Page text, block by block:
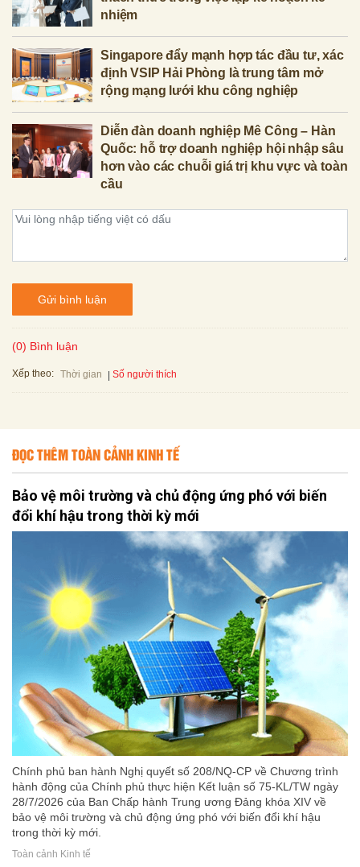
nhiệm
Singapore đẩy mạnh hợp tác đầu tư, xác
định VSIP Hải Phòng là trung tâm mở
rộng mạng lưới khu công nghiệp
Diễn đàn doanh nghiệp Mê Công – Hàn
Quốc: hỗ trợ doanh nghiệp hội nhập sâu
hơn vào các chuỗi giá trị khu vực và toàn
cầu
Gửi bình luận
(0) Bình luận
Xếp theo: Thời gian Số người thích
ĐỌC THÊM TOÀN CẢNH KINH TẾ
Bảo vệ môi trường và chủ động ứng phó với biến
đổi khí hậu trong thời kỳ mới
Chính phủ ban hành Nghị quyết số 208/NQ-CP về Chương trình
hành động của Chính phủ thực hiện Kết luận số 75-KL/TW ngày
28/7/2026 của Ban Chấp hành Trung ương Đảng khóa XIV về
bảo vệ môi trường và chủ động ứng phó với biến đổi khí hậu
trong thời kỳ mới.
Toàn cảnh Kinh tế